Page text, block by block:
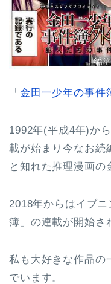
「 金田一少年の事件
1992年(平成4年)か
載が始まり今なお続
と知れた推理漫画の
2018年からはイブ
簿」の連載が開始さ
私も大好きな作品の
でいます。